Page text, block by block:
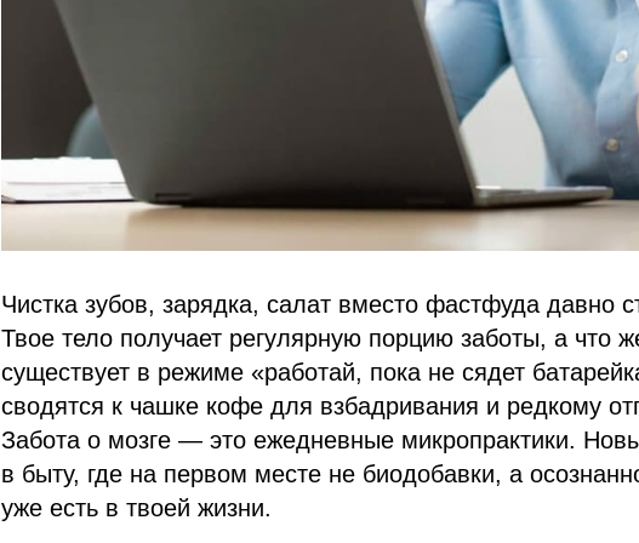
Чистка зубов, зарядка, салат вместо фастфуда давно
Твое тело получает регулярную порцию заботы, а что
существует в режиме «работай, пока не сядет
сводятся к чашке кофе для взбадривания и редкому
Забота о мозге — это ежедневные микропрактики.
в быту, где на первом месте не биодобавки, а
уже есть в твоей жизни.